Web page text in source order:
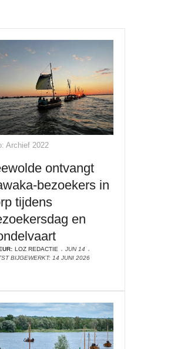
Archief 2022
ontvangt
bezoekers in
tijdens
en
LOZ REDACTIE
JUN 14
BIJGEWERKT: 14 JUNI 2026